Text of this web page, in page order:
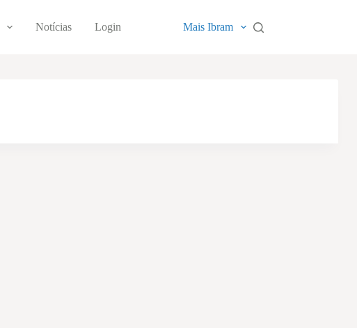
Notícias Login Mais Ibram